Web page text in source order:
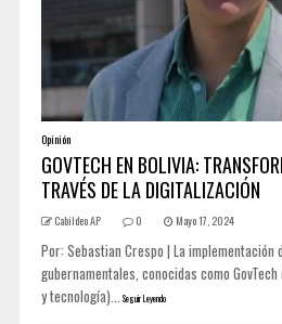
Opinión
GOVTECH EN BOLIVIA:
TRAVÉS DE LA DIGITALIZACIÓN
Cabildeo AP 0 Mayo 17, 2024
Por: Sebastian Crespo | La implementación
gubernamentales, conocidas como
y tecnología)... Seguir Leyendo